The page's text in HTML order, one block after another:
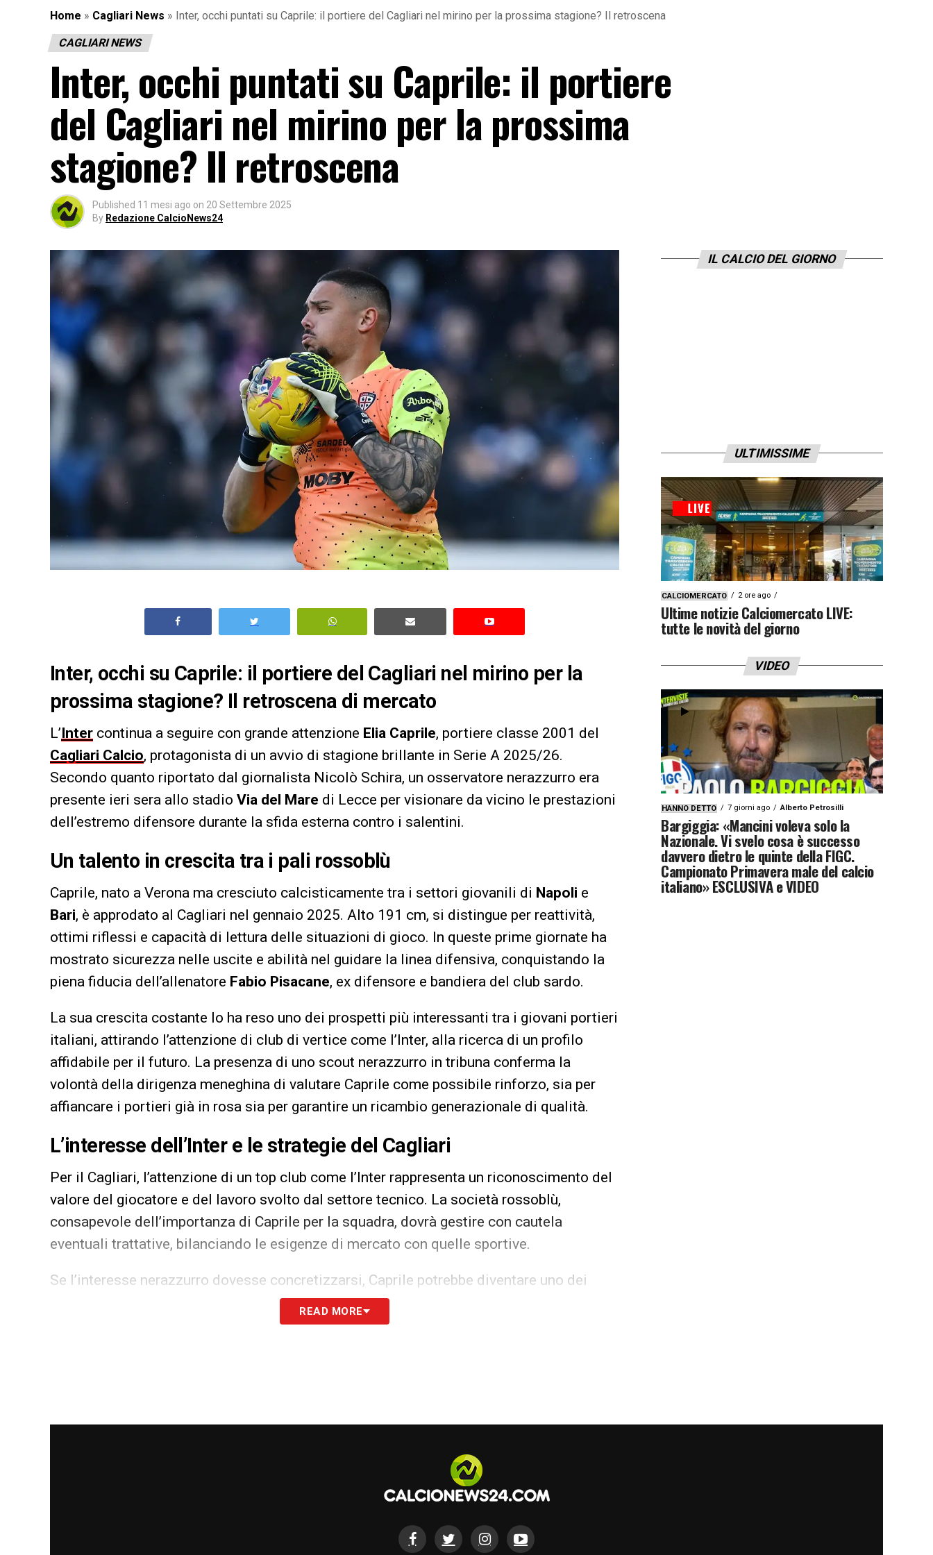
Home » Cagliari News » Inter, occhi puntati su Caprile: il portiere del Cagliari nel mirino per la prossima stagione? Il retroscena
CAGLIARI NEWS
Inter, occhi puntati su Caprile: il portiere
del Cagliari nel mirino per la prossima
stagione? Il retroscena
Published 11 mesi ago on 20 Settembre 2025
By Redazione CalcioNews24
Inter, occhi su Caprile: il portiere del Cagliari nel mirino per la
prossima stagione? Il retroscena di mercato
L’Inter continua a seguire con grande attenzione Elia Caprile, portiere classe 2001 del
Cagliari Calcio, protagonista di un avvio di stagione brillante in Serie A 2025/26.
Secondo quanto riportato dal giornalista Nicolò Schira, un osservatore nerazzurro era
presente ieri sera allo stadio Via del Mare di Lecce per visionare da vicino le prestazioni
dell’estremo difensore durante la sfida esterna contro i salentini.
Un talento in crescita tra i pali rossoblù
Caprile, nato a Verona ma cresciuto calcisticamente tra i settori giovanili di Napoli e
Bari, è approdato al Cagliari nel gennaio 2025. Alto 191 cm, si distingue per reattività,
ottimi riflessi e capacità di lettura delle situazioni di gioco. In queste prime giornate ha
mostrato sicurezza nelle uscite e abilità nel guidare la linea difensiva, conquistando la
piena fiducia dell’allenatore Fabio Pisacane, ex difensore e bandiera del club sardo.
La sua crescita costante lo ha reso uno dei prospetti più interessanti tra i giovani portieri
italiani, attirando l’attenzione di club di vertice come l’Inter, alla ricerca di un profilo
affidabile per il futuro. La presenza di uno scout nerazzurro in tribuna conferma la
volontà della dirigenza meneghina di valutare Caprile come possibile rinforzo, sia per
affiancare i portieri già in rosa sia per garantire un ricambio generazionale di qualità.
L’interesse dell’Inter e le strategie del Cagliari
Per il Cagliari, l’attenzione di un top club come l’Inter rappresenta un riconoscimento del
valore del giocatore e del lavoro svolto dal settore tecnico. La società rossoblù,
consapevole dell’importanza di Caprile per la squadra, dovrà gestire con cautela
eventuali trattative, bilanciando le esigenze di mercato con quelle sportive.
Se l’interesse nerazzurro dovesse concretizzarsi, Caprile potrebbe diventare uno dei
giovani italiani più richiesti nella prossima finestra di mercato. Il Cagliari, dal canto suo,
valuterà eventuali offerte senza compromettere il rendimento immediato della squadra,
massimi livelli del calcio italiano.
READ MORE
IL CALCIO DEL GIORNO
ULTIMISSIME
CALCIOMERCATO 2 ore ago
Ultime notizie Calciomercato LIVE:
tutte le novità del giorno
VIDEO
HANNO DETTO 7 giorni ago Alberto Petrosilli
Bargiggia: «Mancini voleva solo la
Nazionale. Vi svelo cosa è successo
davvero dietro le quinte della FIGC.
Campionato Primavera male del calcio
italiano» ESCLUSIVA e VIDEO